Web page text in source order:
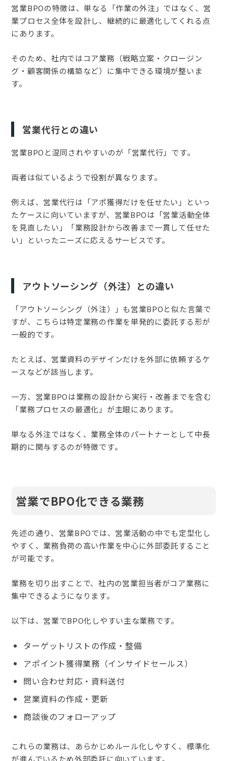
営業BPOの特徴は、単なる「作業の外注」ではなく、営
業プロセス全体を設計し、継続的に最適化してくれる点
にあります。
そのため、社内ではコア業務（戦略立案・クロージン
グ・顧客関係の構築など）に集中できる環境が整いま
す。
営業代行との違い
営業BPOと混同されやすいのが「営業代行」です。
両者は似ているようで役割が異なります。
例えば、営業代行は「アポ獲得だけを任せたい」といっ
たケースに向いていますが、営業BPOは「営業活動全体
を見直したい」「業務設計から改善まで一貫して任せた
い」といったニーズに応えるサービスです。
アウトソーシング（外注）との違い
「アウトソーシング（外注）」も営業BPOと似た言葉で
すが、こちらは特定業務の作業を単発的に委託する形が
一般的です。
たとえば、営業資料のデザインだけを外部に依頼するケ
ースなどが該当します。
一方、営業BPOは業務の設計から実行・改善までを含む
「業務プロセスの最適化」が主眼にあります。
単なる外注ではなく、業務全体のパートナーとして中長
期的に関与するのが特徴です。
営業でBPO化できる業務
先述の通り、営業BPOでは、営業活動の中でも定型化し
やすく、業務負荷の高い作業を中心に外部委託すること
が可能です。
業務を切り出すことで、社内の営業担当者がコア業務に
集中できるようになります。
以下は、営業でBPO化しやすい主な業務です。
ターゲットリストの作成・整備
アポイント獲得業務（インサイドセールス）
問い合わせ対応・資料送付
営業資料の作成・更新
商談後のフォローアップ
これらの業務は、あらかじめルール化しやすく、標準化
が進んでいるため外部委託に向いています。